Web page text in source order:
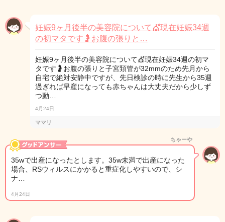
妊娠9ヶ月後半の美容院について💇現在妊娠34週
の初マタです🤰お腹の張りと…
妊娠9ヶ月後半の美容院について💇現在妊娠34週の初マ
タです🤰お腹の張りと子宮頚管が32mmのため先月から
自宅で絶対安静中ですが、先日検診の時に先生から35週
過ぎれば早産になっても赤ちゃんは大丈夫だから少しず
つ動…
4月24日
ママリ
ちゃーや
35wで出産になったとします。35w未満で出産になった
場合、RSウィルスにかかると重症化しやすいので、シ
ナ…
4月24日